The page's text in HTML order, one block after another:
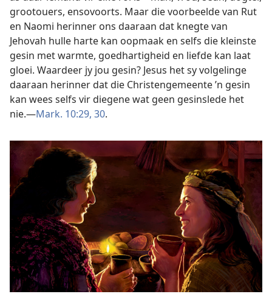
grootouers, ensovoorts. Maar die voorbeelde van Rut
en Naomi herinner ons daaraan dat knegte van
Jehovah hulle harte kan oopmaak en selfs die kleinste
gesin met warmte, goedhartigheid en liefde kan laat
gloei. Waardeer jy jou gesin? Jesus het sy volgelinge
daaraan herinner dat die Christengemeente ’n gesin
kan wees selfs vir diegene wat geen gesinslede het
nie.—Mark. 10:29, 30.